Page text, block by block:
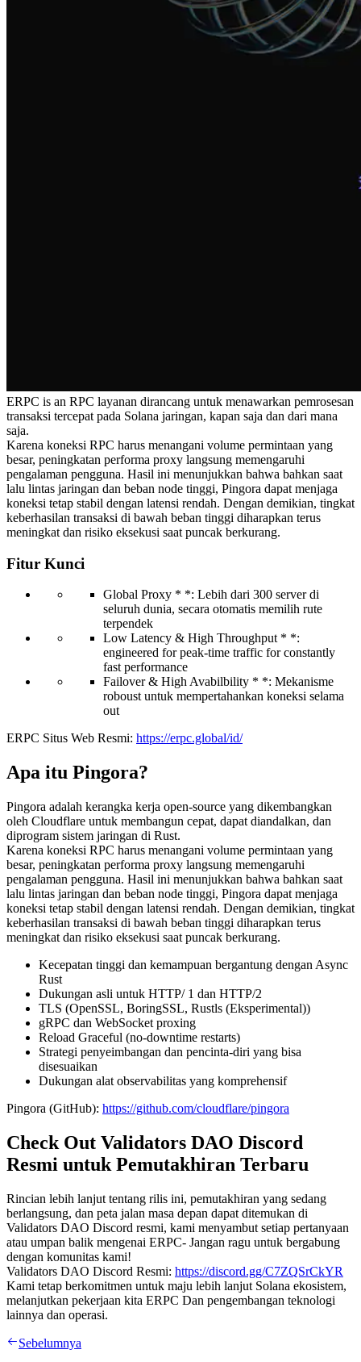
ERPC is an RPC layanan dirancang untuk menawarkan pemrosesan
transaksi tercepat pada Solana jaringan, kapan saja dan dari mana
saja.
Karena koneksi RPC harus menangani volume permintaan yang
besar, peningkatan performa proxy langsung memengaruhi
pengalaman pengguna. Hasil ini menunjukkan bahwa bahkan saat
lalu lintas jaringan dan beban node tinggi, Pingora dapat menjaga
koneksi tetap stabil dengan latensi rendah. Dengan demikian, tingkat
keberhasilan transaksi di bawah beban tinggi diharapkan terus
meningkat dan risiko eksekusi saat puncak berkurang.
Fitur Kunci
Global Proxy * *: Lebih dari 300 server di
seluruh dunia, secara otomatis memilih rute
terpendek
Low Latency & High Throughput * *:
engineered for peak-time traffic for constantly
fast performance
Failover & High Avabilbility * *: Mekanisme
roboust untuk mempertahankan koneksi selama
out
ERPC Situs Web Resmi: https://erpc.global/id/
Apa itu Pingora?
Pingora adalah kerangka kerja open-source yang dikembangkan
oleh Cloudflare untuk membangun cepat, dapat diandalkan, dan
diprogram sistem jaringan di Rust.
Karena koneksi RPC harus menangani volume permintaan yang
besar, peningkatan performa proxy langsung memengaruhi
pengalaman pengguna. Hasil ini menunjukkan bahwa bahkan saat
lalu lintas jaringan dan beban node tinggi, Pingora dapat menjaga
koneksi tetap stabil dengan latensi rendah. Dengan demikian, tingkat
keberhasilan transaksi di bawah beban tinggi diharapkan terus
meningkat dan risiko eksekusi saat puncak berkurang.
Kecepatan tinggi dan kemampuan bergantung dengan Async
Rust
Dukungan asli untuk HTTP/ 1 dan HTTP/2
TLS (OpenSSL, BoringSSL, Rustls (Eksperimental))
gRPC dan WebSocket proxing
Reload Graceful (no-downtime restarts)
Strategi penyeimbangan dan pencinta-diri yang bisa
disesuaikan
Dukungan alat observabilitas yang komprehensif
Pingora (GitHub): https://github.com/cloudflare/pingora
Check Out Validators DAO Discord
Resmi untuk Pemutakhiran Terbaru
Rincian lebih lanjut tentang rilis ini, pemutakhiran yang sedang
berlangsung, dan peta jalan masa depan dapat ditemukan di
Validators DAO Discord resmi, kami menyambut setiap pertanyaan
atau umpan balik mengenai ERPC- Jangan ragu untuk bergabung
dengan komunitas kami!
Validators DAO Discord Resmi: https://discord.gg/C7ZQSrCkYR
Kami tetap berkomitmen untuk maju lebih lanjut Solana ekosistem,
melanjutkan pekerjaan kita ERPC Dan pengembangan teknologi
lainnya dan operasi.
Sebelumnya